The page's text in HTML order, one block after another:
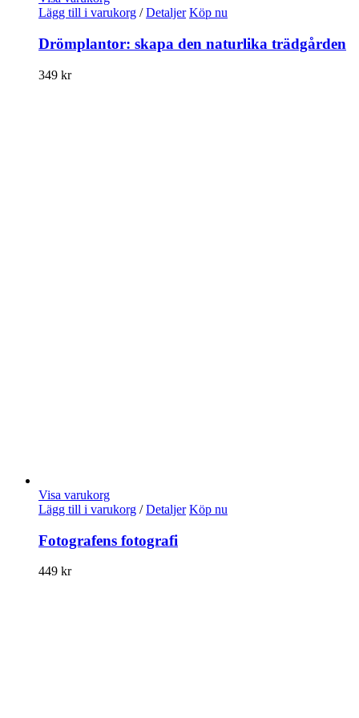
Lägg till i varukorg / Detaljer Köp nu
Drömplantor: skapa den naturlika trädgården
349 kr
Visa varukorg
Lägg till i varukorg / Detaljer Köp nu
Fotografens fotografi
449 kr